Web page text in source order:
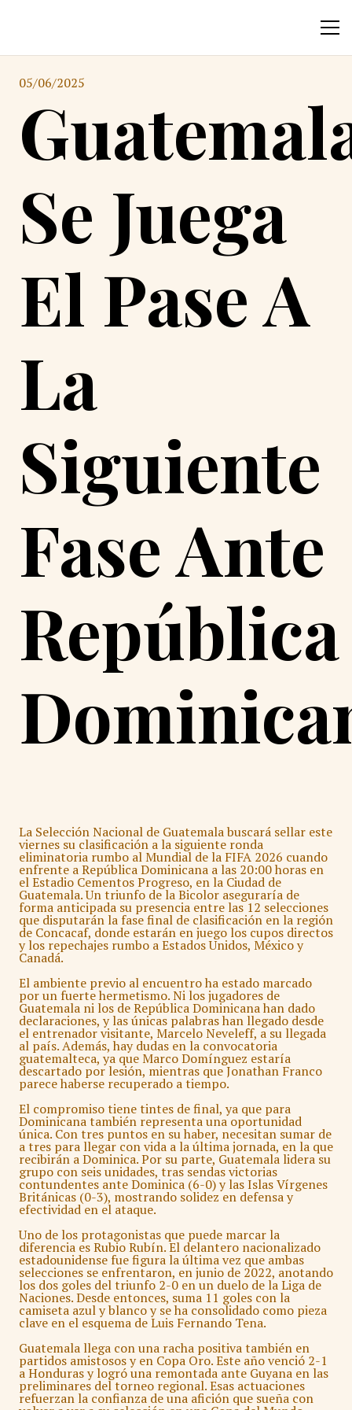
05/06/2025
Se Juega
El Pase A
La
Siguiente
Fase Ante
República
La Selección Nacional de Guatemala buscará sellar este
viernes su clasificación a la siguiente ronda
eliminatoria rumbo al Mundial de la FIFA 2026 cuando
enfrente a República Dominicana a las 20:00 horas en
el Estadio Cementos Progreso, en la Ciudad de
Guatemala. Un triunfo de la Bicolor aseguraría de
forma anticipada su presencia entre las 12 selecciones
que disputarán la fase final de clasificación en la región
de Concacaf, donde estarán en juego los cupos directos
y los repechajes rumbo a Estados Unidos, México y
Canadá.
El ambiente previo al encuentro ha estado marcado
por un fuerte hermetismo. Ni los jugadores de
Guatemala ni los de República Dominicana han dado
declaraciones, y las únicas palabras han llegado desde
el entrenador visitante, Marcelo Neveleff, a su llegada
al país. Además, hay dudas en la convocatoria
guatemalteca, ya que Marco Domínguez estaría
descartado por lesión, mientras que Jonathan Franco
parece haberse recuperado a tiempo.
El compromiso tiene tintes de final, ya que para
Dominicana también representa una oportunidad
única. Con tres puntos en su haber, necesitan sumar de
a tres para llegar con vida a la última jornada, en la que
recibirán a Dominica. Por su parte, Guatemala lidera su
grupo con seis unidades, tras sendas victorias
contundentes ante Dominica (6-0) y las Islas Vírgenes
Británicas (0-3), mostrando solidez en defensa y
efectividad en el ataque.
Uno de los protagonistas que puede marcar la
diferencia es Rubio Rubín. El delantero nacionalizado
estadounidense fue figura la última vez que ambas
selecciones se enfrentaron, en junio de 2022, anotando
los dos goles del triunfo 2-0 en un duelo de la Liga de
Naciones. Desde entonces, suma 11 goles con la
camiseta azul y blanco y se ha consolidado como pieza
clave en el esquema de Luis Fernando Tena.
Guatemala llega con una racha positiva también en
partidos amistosos y en Copa Oro. Este año venció 2-1
a Honduras y logró una remontada ante Guyana en las
preliminares del torneo regional. Esas actuaciones
refuerzan la confianza de una afición que sueña con